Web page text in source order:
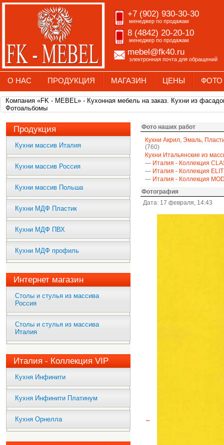
+7 (902) 930-30-30
менеджер по продажам
8 (4842) 20-20-10
менеджер по продажам
mebel@fk40.ru
электронная почта для обращений
О НАС ПРОДУКЦИЯ МАГАЗИН ЦЕНЫ ФОТО
Компания «FK - MEBEL» - Кухонная мебель на заказ. Кухни из
Фотоальбомы
Продукция
Кухни массив Италия
Кухни массив Россия
Кухни массив Польша
Кухни МДФ Пластик
Кухни МДФ ПВХ
Кухни МДФ профиль
Интернет магазин
Столы и стулья из массива
Россия
Столы и стулья из массива
Италия
Италия - Коллекция VIP
Кухня Инфинити
Кухня Инфинити Платинум
Кухня Орнелла
Фото наших работ
Кухни Акрил, Эмаль,
(760)
Кухни Итальянские из
— Италия - Коллекция
— Италия - Коллекция
— Италия - Коллекция
Фотография
Дата: 17 февраля, 14:43
←